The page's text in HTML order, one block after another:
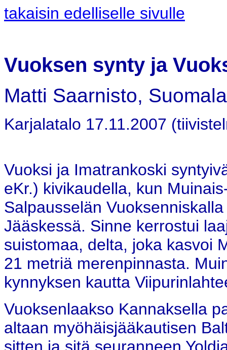
takaisin edelliselle sivulle
Vuoksen synty ja
Matti Saarnisto,
Karjalatalo 17.11.2007
Vuoksi ja Imatrankoski
eKr.) kivikaudella, kun
Salpausselän
Jääskessä. Sinne kerrostui
suistomaa, delta, joka kasvoi
21 metriä merenpinnasta.
kynnyksen kautta
Vuoksenlaakso Kannaksella
altaan myöhäisjääkautisen